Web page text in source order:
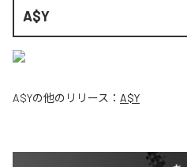
A$Y
A$Yの他のリリース： A$Y